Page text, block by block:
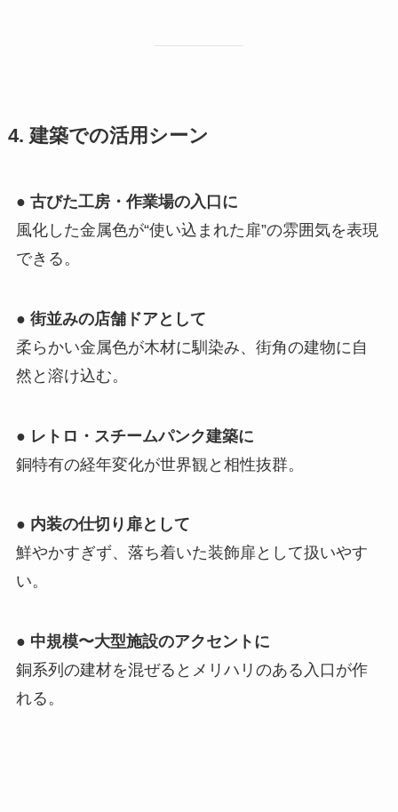
4. 建築での活用シーン
● 古びた工房・作業場の入口に
風化した金属色が“使い込まれた扉”の雰囲気を表現
できる。
● 街並みの店舗ドアとして
柔らかい金属色が木材に馴染み、街角の建物に自
然と溶け込む。
● レトロ・スチームパンク建築に
銅特有の経年変化が世界観と相性抜群。
● 内装の仕切り扉として
鮮やかすぎず、落ち着いた装飾扉として扱いやす
い。
● 中規模〜大型施設のアクセントに
銅系列の建材を混ぜるとメリハリのある入口が作
れる。